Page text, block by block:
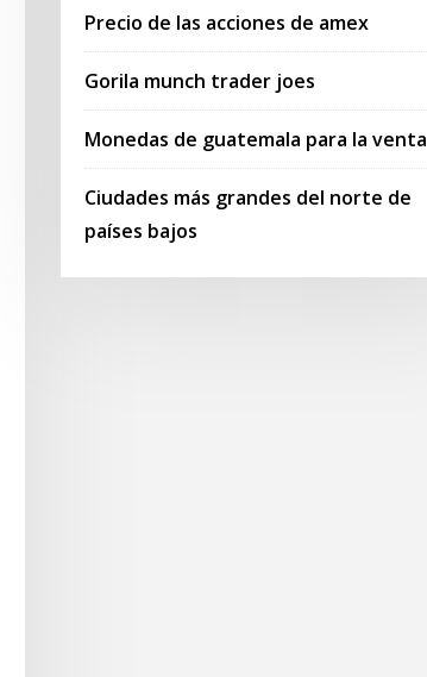
Precio de las acciones de amex
Gorila munch trader joes
Monedas de guatemala para la venta
Ciudades más grandes del norte de
países bajos